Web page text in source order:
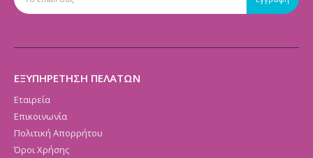
ΕΞΥΠΗΡΕΤΗΣΗ ΠΕΛΑΤΩΝ
Εταιρεία
Επικοινωνία
Πολιτική Απορρήτου
Όροι Χρήσης